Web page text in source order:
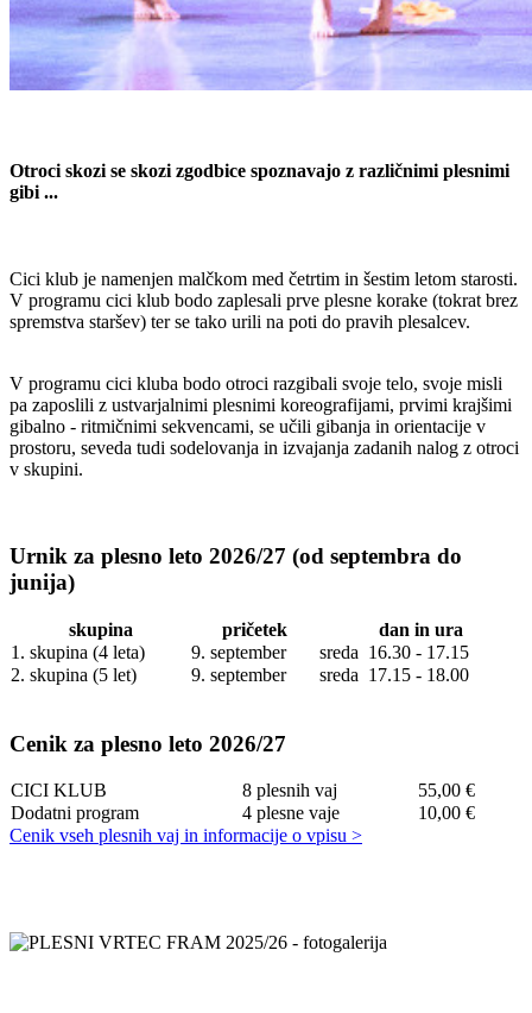
Otroci skozi se skozi zgodbice spoznavajo z različnimi plesnimi
gibi ...
Cici klub je namenjen malčkom med četrtim in šestim letom starosti.
V programu cici klub bodo zaplesali prve plesne korake (tokrat brez
spremstva staršev) ter se tako urili na poti do pravih plesalcev.
V programu cici kluba bodo otroci razgibali svoje telo, svoje misli
pa zaposlili z ustvarjalnimi plesnimi koreografijami, prvimi krajšimi
gibalno - ritmičnimi sekvencami, se učili gibanja in orientacije v
prostoru, seveda tudi sodelovanja in izvajanja zadanih nalog z otroci
v skupini.
Urnik za plesno leto 2026/27 (od septembra do
junija)
skupina pričetek
dan in ura
1. skupina (4 leta)
9. september
sreda 16.30 - 17.15
2. skupina (5 let)
9. september sreda 17.15 - 18.00
Cenik za plesno leto 2026/27
CICI KLUB 8 plesnih vaj
55,00 €
Dodatni program
4 plesne vaje
10,00 €
Cenik vseh plesnih vaj in informacije o vpisu >